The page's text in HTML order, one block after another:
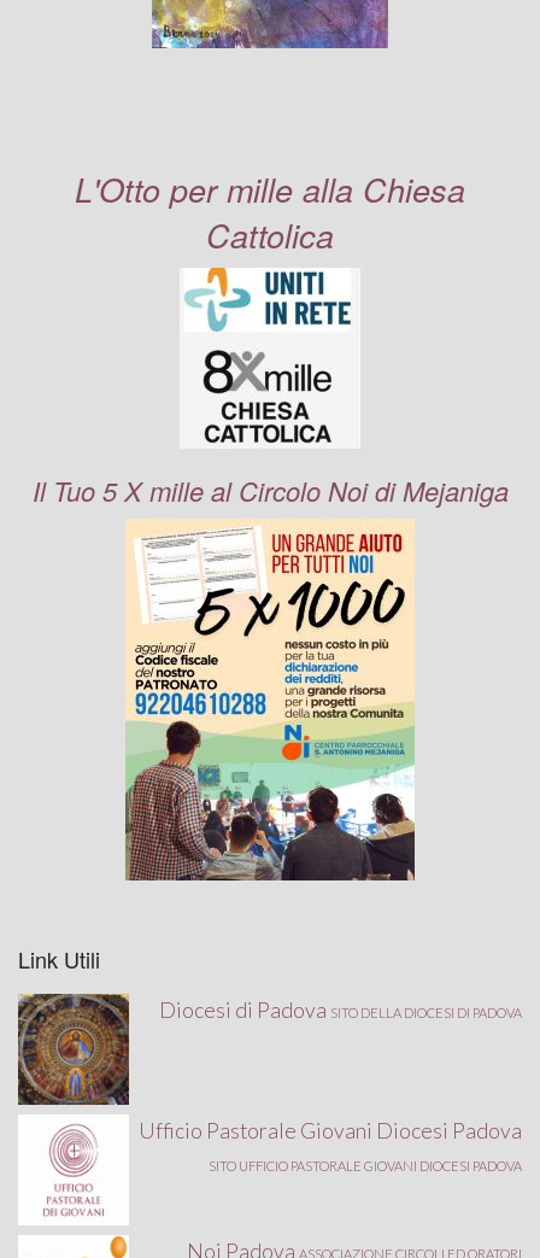
L'Otto per mille alla Chiesa
Cattolica
Il Tuo 5 X mille al Circolo Noi di Mejaniga
Link Utili
Diocesi di Padova SITO DELLA DIOCESI DI PADOVA
Ufficio Pastorale Giovani Diocesi Padova
SITO UFFICIO PASTORALE GIOVANI DIOCESI PADOVA
Noi Padova ASSOCIAZIONE CIRCOLI ED ORATORI